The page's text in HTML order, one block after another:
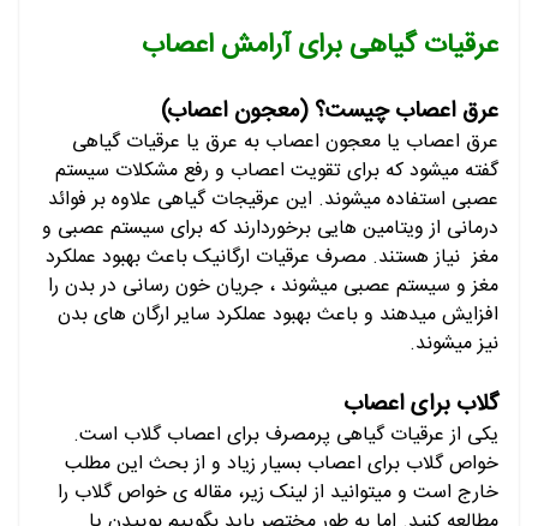
عرقیات گیاهی برای آرامش اعصاب
عرق اعصاب چیست؟ (معجون اعصاب)
عرق اعصاب یا معجون اعصاب به عرق یا عرقیات گیاهی
گفته میشود که برای تقویت اعصاب و رفع مشکلات سیستم
عصبی استفاده میشوند. این عرقیجات گیاهی علاوه بر فوائد
درمانی از ویتامین هایی برخوردارند که برای سیستم عصبی و
مغز نیاز هستند. مصرف عرقیات ارگانیک باعث بهبود عملکرد
مغز و سیستم عصبی میشوند ، جریان خون رسانی در بدن را
افزایش میدهند و باعث بهبود عملکرد سایر ارگان های بدن
نیز میشوند.
گلاب برای اعصاب
یکی از عرقیات گیاهی پرمصرف برای اعصاب گلاب است.
خواص گلاب برای اعصاب بسیار زیاد و از بحث این مطلب
خارج است و میتوانید از لینک زیر، مقاله ی خواص گلاب را